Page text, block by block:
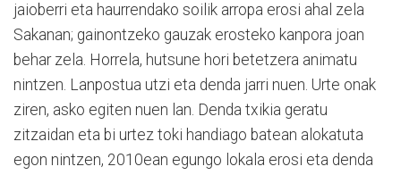
jaioberri eta haurrendako soilik arropa erosi ahal zela
Sakanan; gainontzeko gauzak erosteko kanpora joan
behar zela. Horrela, hutsune hori betetzera animatu
nintzen. Lanpostua utzi eta denda jarri nuen. Urte onak
ziren, asko egiten nuen lan. Denda txikia geratu
zitzaidan eta bi urtez toki handiago batean alokatuta
egon nintzen, 2010ean egungo lokala erosi eta denda